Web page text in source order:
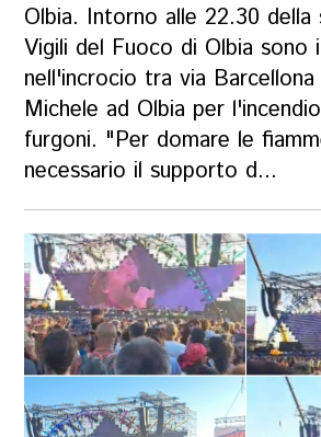
Olbia. Intorno alle 22.30
Vigili del Fuoco di Olbia sono
nell'incrocio tra via
Michele ad Olbia per
furgoni. "Per domare le
necessario il supporto d...